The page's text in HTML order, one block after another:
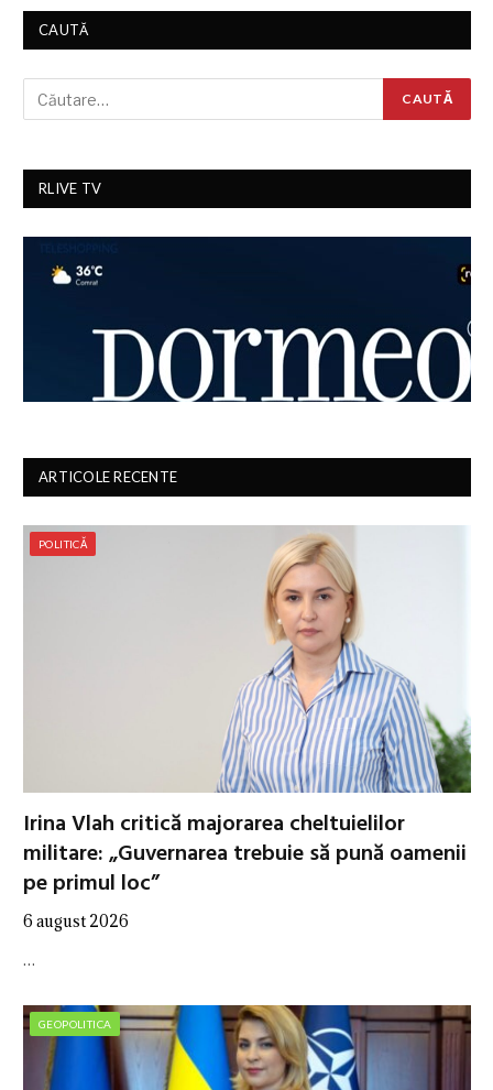
CAUTĂ
RLIVE TV
ARTICOLE RECENTE
POLITICĂ
Irina Vlah critică majorarea cheltuielilor
militare: „Guvernarea trebuie să pună oamenii
pe primul loc”
6 august 2026
…
GEOPOLITICA